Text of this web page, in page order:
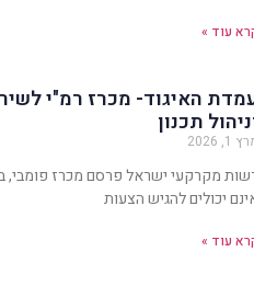
עוד »
האיגוד- מכרז רמ"י
תכנון
1, 2026
מקרקעי ישראל פרסם מכרז פומבי,
יכולים להגיש הצעות
עוד »